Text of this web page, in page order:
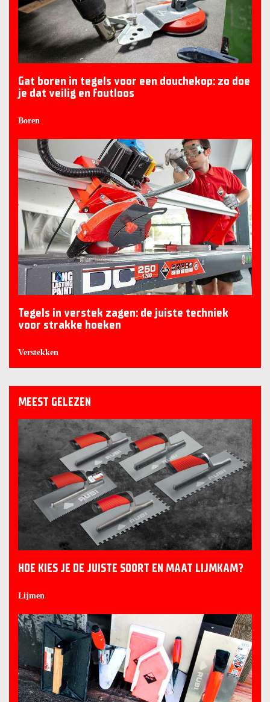
Gat boren in tegels voor een douchekop: zo doe
je dat veilig en foutloos
Boren
Tegels in verstek zagen: de juiste techniek
voor strakke hoeken
Verstekken
MEEST GELEZEN
HOE KIES JE DE JUISTE SOORT EN MAAT LIJMKAM?
Lijmen